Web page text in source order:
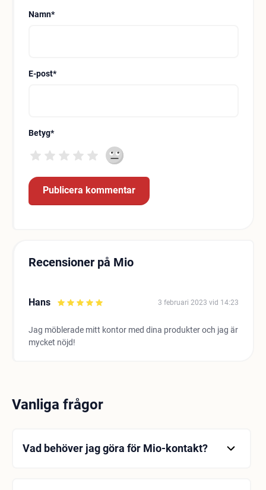
Namn*
E-post*
Betyg*
Recensioner på Mio
Hans 3 februari 2023 vid 14:23
Jag möblerade mitt kontor med dina produkter och jag är
mycket nöjd!
Vanliga frågor
Vad behöver jag göra för Mio-kontakt?